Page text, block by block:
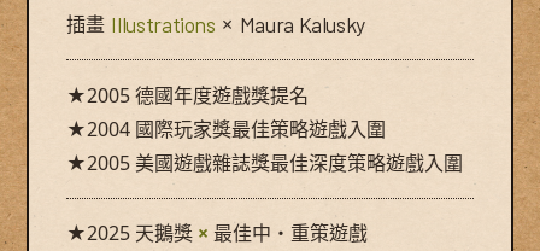
插畫 Illustrations × Maura Kalusky
★2005 德國年度遊戲獎提名
★2004 國際玩家獎最佳策略遊戲入圍
★2005 美國遊戲雜誌獎最佳深度策略遊戲入圍
★2025 天鵝獎 × 最佳中・重策遊戲